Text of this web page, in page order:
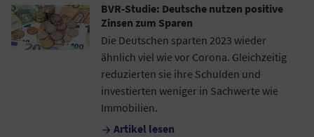
BVR-Studie: Deutsche nutzen positive
Zinsen zum Sparen
Die Deutschen sparten 2023 wieder
ähnlich viel wie vor Corona. Gleichzeitig
reduzierten sie ihre Schulden und
investierten weniger in Sachwerte wie
Immobilien.
 Artikel lesen